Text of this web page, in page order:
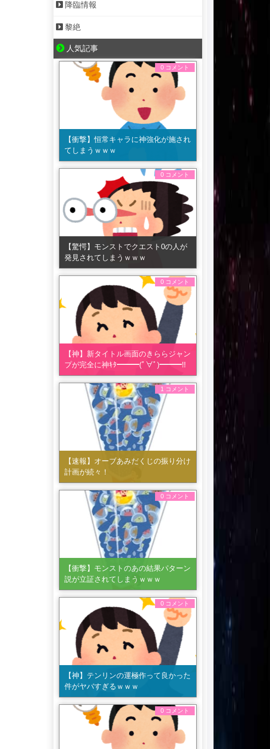
降臨情報
黎絶
人気記事
0 コメント
【衝撃】恒常キャラに神強化が施され
てしまうｗｗｗ
0 コメント
【驚愕】モンストでクエスト0の人が
発見されてしまうｗｗｗ
0 コメント
【神】新タイトル画面のきららジャン
プが完全に神ｷﾀ━━━(ﾟ∀ﾟ)━━━!!
1 コメント
【速報】オーブあみだくじの振り分け
計画が続々！
0 コメント
【衝撃】モンストのあの結果パターン
説が立証されてしまうｗｗｗ
0 コメント
【神】テンリンの運極作って良かった
件がヤバすぎるｗｗｗ
0 コメント